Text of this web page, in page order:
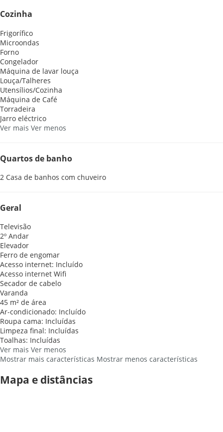
Cozinha
Frigorífico
Microondas
Forno
Congelador
Máquina de lavar louça
Louça/Talheres
Utensílios/Cozinha
Máquina de Café
Torradeira
Jarro eléctrico
Ver mais Ver menos
Quartos de banho
2 Casa de banhos com chuveiro
Geral
Televisão
2º Andar
Elevador
Ferro de engomar
Acesso internet: Incluído
Acesso internet Wifi
Secador de cabelo
Varanda
45 m² de área
Ar-condicionado: Incluído
Roupa cama: Incluídas
Limpeza final: Incluídas
Toalhas: Incluídas
Ver mais Ver menos
Mostrar mais características Mostrar menos características
Mapa e distâncias